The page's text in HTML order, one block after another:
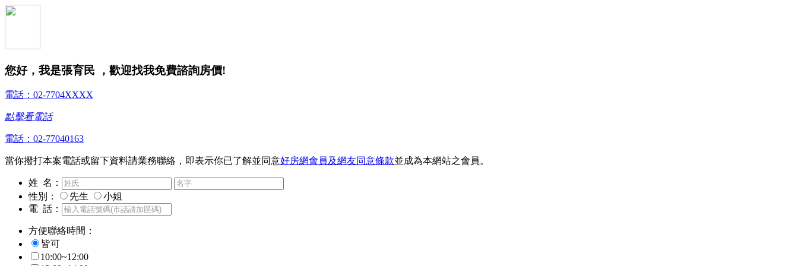
您好，我是張育民 ，歡迎找我免費諮詢房價!
電話：02-7704XXXX
點擊看電話
電話：02-77040163
當你撥打本案電話或留下資料請業務聯絡，即表示你已了解並同意好房網會員及網友同意條款並成為本網站之會員。
姓 名：
性別：
先生
小姐
電 話：
方便聯絡時間：
皆可
10:00~12:00